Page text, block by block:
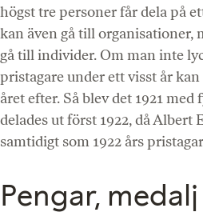
högst tre personer får dela på
kan även gå till organisationer,
gå till individer. Om man inte
pristagare under ett visst år
året efter. Så blev det 1921
delades ut först 1922, då
samtidigt som 1922 års
Pengar,